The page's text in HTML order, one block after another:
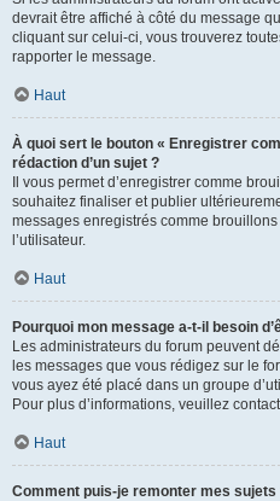
devrait être affiché à côté du message
cliquant sur celui-ci, vous trouverez
rapporter le message.
Haut
À quoi sert le bouton « Enregistrer
rédaction d’un sujet ?
Il vous permet d’enregistrer comme
souhaitez finaliser et publier
messages enregistrés comme
l’utilisateur.
Haut
Pourquoi mon message a-t-il besoin
Les administrateurs du forum peuvent
les messages que vous rédigez sur le
vous ayez été placé dans un groupe
Pour plus d’informations, veuillez
Haut
Comment puis-je remonter mes sujets